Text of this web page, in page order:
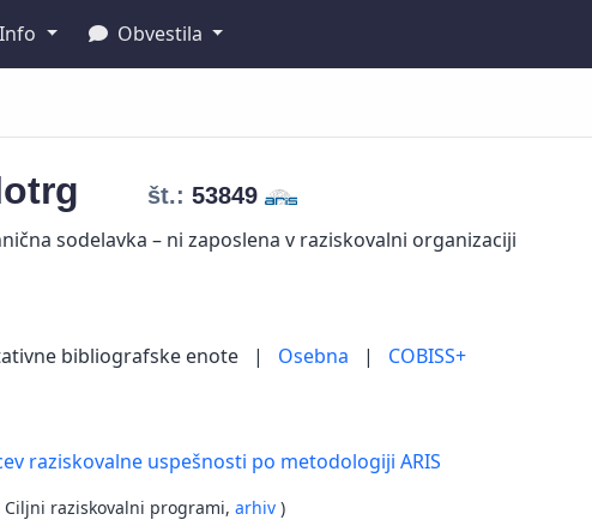
Info Obvestila
št.: 53849
sodelavka – ni zaposlena v raziskovalni organizaciji
bibliografske enote | Osebna | COBISS+
raziskovalne uspešnosti po metodologiji ARIS
Ciljni raziskovalni programi, arhiv )